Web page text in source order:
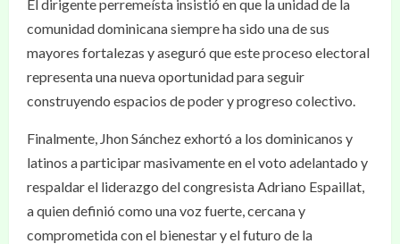
El dirigente perremeísta insistió en que la unidad de la
comunidad dominicana siempre ha sido una de sus
mayores fortalezas y aseguró que este proceso electoral
representa una nueva oportunidad para seguir
construyendo espacios de poder y progreso colectivo.
Finalmente, Jhon Sánchez exhortó a los dominicanos y
latinos a participar masivamente en el voto adelantado y
respaldar el liderazgo del congresista Adriano Espaillat,
a quien definió como una voz fuerte, cercana y
comprometida con el bienestar y el futuro de la